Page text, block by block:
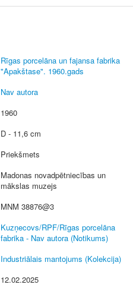
Rīgas porcelāna un fajansa fabrika
"Apakštase". 1960.gads
Nav autora
1960
D - 11,6 cm
Priekšmets
Madonas novadpētniecības un
mākslas muzejs
MNM 38876@3
Kuzņecovs/RPF/Rīgas porcelāna
fabrika - Nav autora (Notikums)
Industriālais mantojums (Kolekcija)
12.02.2025